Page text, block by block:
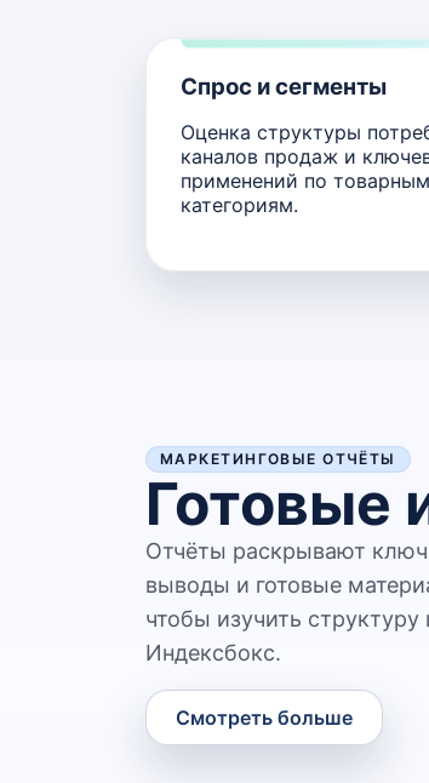
Спрос и сегменты
Оценка структуры
каналов продаж и
применений по товарным
категориям.
МАРКЕТИНГОВЫЕ ОТЧЁТЫ
Готовые
Отчёты раскрывают
выводы и готовые
чтобы изучить
Индексбокс.
Смотреть больше